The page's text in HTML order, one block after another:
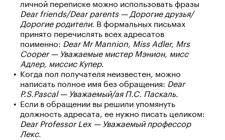
личной переписке можно использовать фразы
Dear friends/Dear parents — Дорогие друзья/
Дорогие родители. В формальных письмах
принято перечислять всех адресатов
поименно: Dear Mr Mannion, Miss Adler, Mrs
Cooper — Уважаемые мистер Мэнион, мисс
Адлер, миссис Купер.
Когда пол получателя неизвестен, можно
написать полное имя без обращения: Dear
P.S.Pascal — Уважаемый/ая П.С. Паскаль.
Если в обращении вы решили упомянуть
должность адресата, ее нужно писать целиком:
Dear Professor Lex — Уважаемый профессор
Лекс.